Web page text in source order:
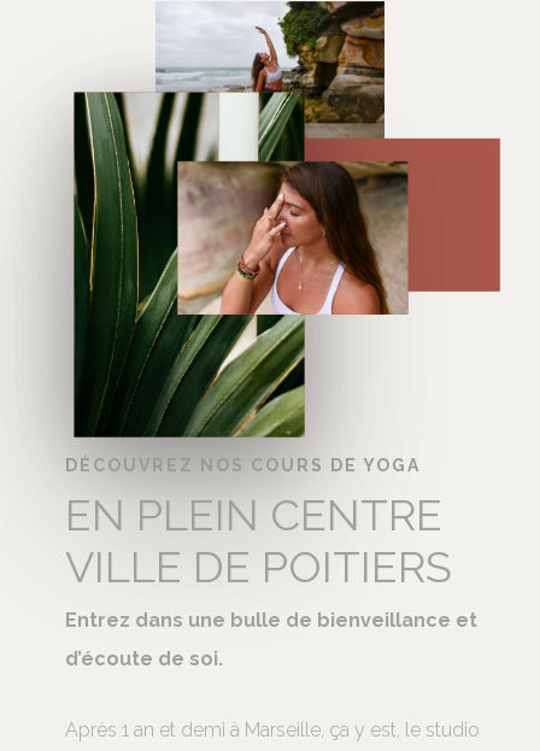
DÉCOUVREZ NOS COURS DE YOGA
EN PLEIN CENTRE
VILLE DE POITIERS
Entrez dans une bulle de bienveillance et
d’écoute de soi.
Après 1 an et demi à Marseille, ça y est, le studio